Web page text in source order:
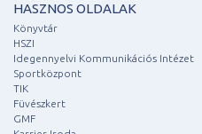
HASZNOS OLDALAK
Könyvtár
HSZI
Idegennyelvi Kommunikációs Intézet
Sportközpont
TIK
Füvészkert
GMF